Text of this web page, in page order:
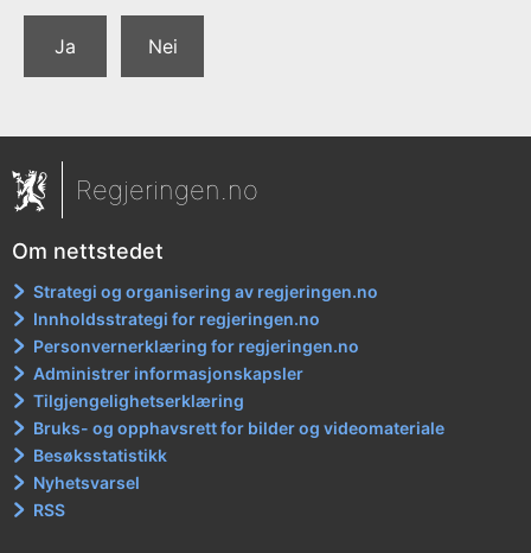
Ja Nei
Regjeringen.no
Om nettstedet
Strategi og organisering av regjeringen.no
Innholdsstrategi for regjeringen.no
Personvernerklæring for regjeringen.no
Administrer informasjonskapsler
Tilgjengelighetserklæring
Bruks- og opphavsrett for bilder og videomateriale
Besøksstatistikk
Nyhetsvarsel
RSS